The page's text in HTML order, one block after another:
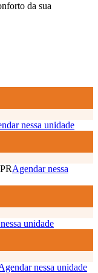
da sua
nessa unidade
Agendar nessa
unidade
nessa unidade